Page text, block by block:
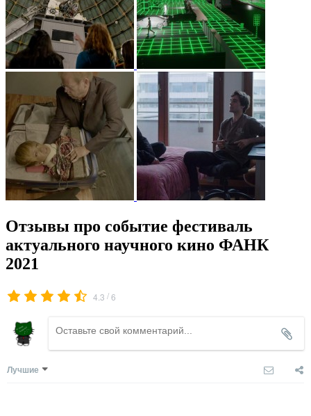
Отзывы про событие фестиваль
актуального научного кино ФАНК
2021
4.3 /6
Лучшие